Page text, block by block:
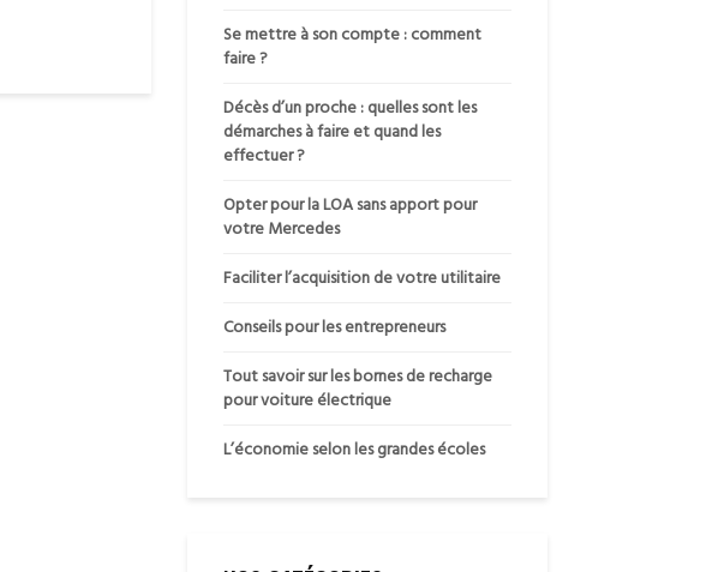
Se mettre à son compte : comment
faire ?
Décès d’un proche : quelles sont les
démarches à faire et quand les
effectuer ?
Opter pour la LOA sans apport pour
votre Mercedes
Faciliter l’acquisition de votre utilitaire
Conseils pour les entrepreneurs
Tout savoir sur les bornes de recharge
pour voiture électrique
L’économie selon les grandes écoles